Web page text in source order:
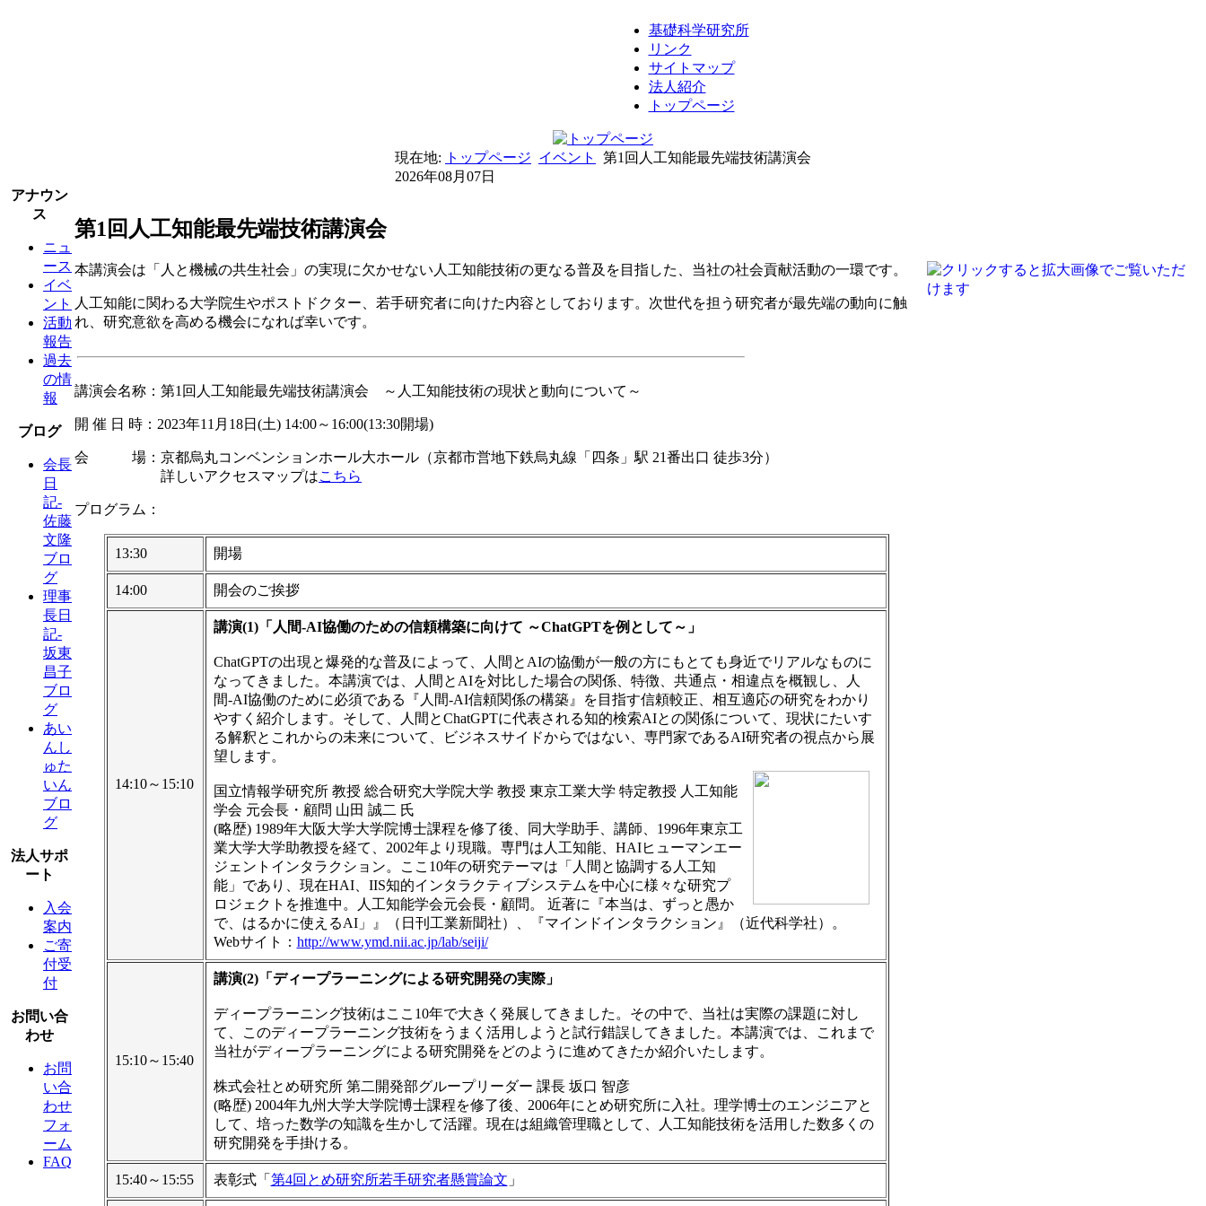
基礎科学研究所
リンク
サイトマップ
法人紹介
トップページ
現在地: トップページ イベント
第1回人工知能最先端技術講演会
2026年08月07日
アナウン
ス
ニュ
ース
イベ
ント
活動
報告
過去
の情
報
ブログ
会長
日
記-
佐藤
文隆
ブロ
グ
理事
長日
記-
坂東
昌子
ブロ
グ
あい
んし
ゅた
いん
ブロ
グ
法人サポ
ート
入会
案内
ご寄
付受
付
お問い合
わせ
お問
い合
わせ
フォ
ーム
FAQ
第1回人工知能最先端技術講演会
本講演会は「人と機械の共生社会」の実現に欠かせない人工知能技術の更なる普及を目指した、当社の社会貢献活動の一環です。
人工知能に関わる大学院生やポストドクター、若手研究者に向けた内容としております。次世代を担う研究者が最先端の動向に触
れ、研究意欲を高める機会になれば幸いです。
講演会名称：第1回人工知能最先端技術講演会 ～人工知能技術の現状と動向について～
開 催 日 時：2023年11月18日(土) 14:00～16:00(13:30開場)
会 場：京都烏丸コンベンションホール大ホール（京都市営地下鉄烏丸線「四条」駅 21番出口 徒歩3分）
詳しいアクセスマップはこちら
プログラム：
13:30 開場
14:00 開会のご挨拶
14:10～15:10
講演(1)「人間-AI協働のための信頼構築に向けて ～ChatGPTを例として～」
ChatGPTの出現と爆発的な普及によって、人間とAIの協働が一般の方にもとても身近でリアルなものに
なってきました。本講演では、人間とAIを対比した場合の関係、特徴、共通点・相違点を概観し、人
間-AI協働のために必須である『人間-AI信頼関係の構築』を目指す信頼較正、相互適応の研究をわかり
やすく紹介します。そして、人間とChatGPTに代表される知的検索AIとの関係について、現状にたいす
る解釈とこれからの未来について、ビジネスサイドからではない、専門家であるAI研究者の視点から展
望します。
国立情報学研究所 教授 総合研究大学院大学 教授 東京工業大学 特定教授 人工知能
学会 元会長・顧問 山田 誠二 氏
(略歴) 1989年大阪大学大学院博士課程を修了後、同大学助手、講師、1996年東京工
業大学大学助教授を経て、2002年より現職。専門は人工知能、HAIヒューマンエー
ジェントインタラクション。ここ10年の研究テーマは「人間と協調する人工知
能」であり、現在HAI、IIS知的インタラクティブシステムを中心に様々な研究プ
ロジェクトを推進中。人工知能学会元会長・顧問。 近著に『本当は、ずっと愚か
で、はるかに使えるAI」』（日刊工業新聞社）、『マインドインタラクション』（近代科学社）。
Webサイト： http://www.ymd.nii.ac.jp/lab/seiji/
15:10～15:40
講演(2)「ディープラーニングによる研究開発の実際」
ディープラーニング技術はここ10年で大きく発展してきました。その中で、当社は実際の課題に対し
て、このディープラーニング技術をうまく活用しようと試行錯誤してきました。本講演では、これまで
当社がディープラーニングによる研究開発をどのように進めてきたか紹介いたします。
株式会社とめ研究所 第二開発部グループリーダー 課長 坂口 智彦
(略歴) 2004年九州大学大学院博士課程を修了後、2006年にとめ研究所に入社。理学博士のエンジニアと
して、培った数学の知識を生かして活躍。現在は組織管理職として、人工知能技術を活用した数多くの
研究開発を手掛ける。
15:40～15:55 表彰式「 第4回とめ研究所若手研究者懸賞論文 」